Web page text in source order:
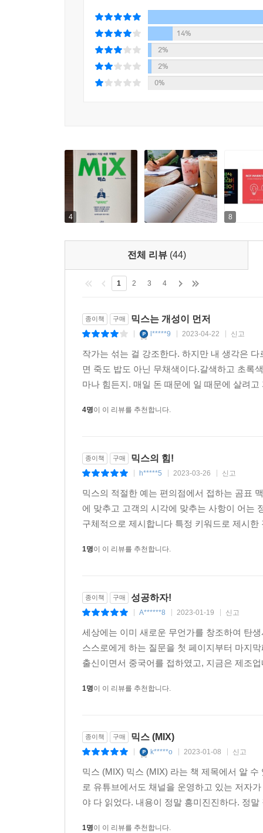
14%
2%
2%
0%
4 8
전체 리뷰 (44)
1 2 3 4
종이책 구매 믹스는 개성이 먼저
l*****9 2023-04-22 신고
작가는 섞는 걸 강조한다. 하지만 내 생각은
면 죽도 밥도 아닌 무채색이다.갈색하고 초록
마나 힘든지. 매일 돈 때문에 일 때문에 살려
4명이 이 리뷰를 추천합니다.
종이책 구매 믹스의 힘!
h*****5 2023-03-26 신고
믹스의 적절한 예는 편의점에서 접하는 곰표
에 맞추고 고객의 시각에 맞추는 사항이 어는
구체적으로 제시합니다 특정 키워드로 제시
1명이 이 리뷰를 추천합니다.
종이책 구매 성공하자!
A******8 2023-01-19 신고
세상에는 이미 새로운 무언가를 창조하여 탄
스스로에게 하는 질문을 첫 페이지부터 마지
출신이면서 중국어를 접하였고, 지금은 제조
1명이 이 리뷰를 추천합니다.
종이책 구매 믹스 (MIX)
k*****o 2023-01-08 신고
믹스 (MIX) 믹스 (MIX) 라는 책 제목에서 알
로 유튜브에서도 채널을 운영하고 있는 저자
야 다 읽었다. 내용이 정말 흥미진진하다. 정
1명이 이 리뷰를 추천합니다.